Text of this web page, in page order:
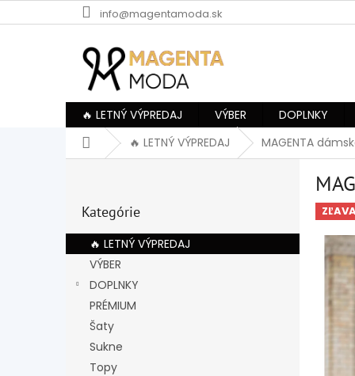
na
info@magentamoda.sk
🔥 LETNÝ VÝPREDAJ VÝBER DOPLNKY
Domov🔥 LETNÝ VÝPREDAJ MAGENTA
ý
p
kategórie
Kategórie
🔥 LETNÝ VÝPREDAJ
VÝBER
DOPLNKY
PRÉMIUM
Šaty
Sukne
Topy